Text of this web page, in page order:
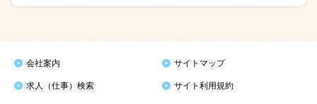
会社案内 サイトマップ
求人（仕事）検索 サイト利用規約